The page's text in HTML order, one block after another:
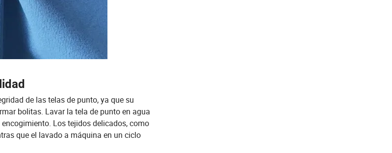
de las telas de punto, ya que su
bolitas. Lavar la tela de punto en agua
Los tejidos delicados, como
que el lavado a máquina en un ciclo